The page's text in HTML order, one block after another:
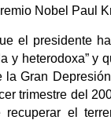
Nobel Paul
el presidente
y heterodoxa” y
la Gran
trimestre del
el